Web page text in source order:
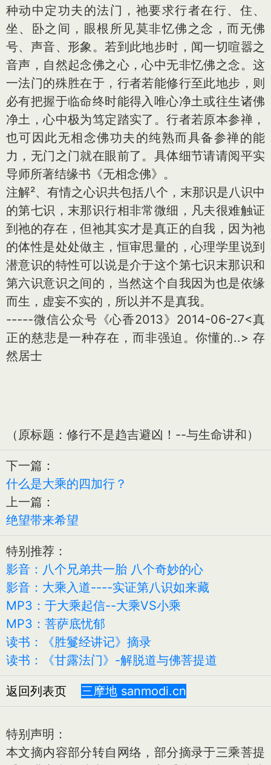
种动中定功夫的法门，祂要求行者在行、住、
坐、卧之间，眼根所见莫非忆佛之念，而无佛
号、声音、形象。若到此地步时，闻一切喧嚣之
音声，自然起念佛之心，心中无非忆佛之念。这
一法门的殊胜在于，行者若能修行至此地步，则
必有把握于临命终时能得入唯心净土或往生诸佛
净土，心中极为笃定踏实了。行者若原本参禅，
也可因此无相念佛功夫的纯熟而具备参禅的能
力，无门之门就在眼前了。具体细节请请阅平实
导师所著结缘书《无相念佛》。
注解²、有情之心识共包括八个，末那识是八识中
的第七识，末那识行相非常微细，凡夫很难触证
到祂的存在，但祂其实才是真正的自我，因为祂
的体性是处处做主，恒审思量的，心理学里说到
潜意识的特性可以说是介于这个第七识末那识和
第六识意识之间的，当然这个自我因为也是依缘
而生，虚妄不实的，所以并不是真我。
-----微信公众号《心香2013》2014-06-27<真
正的慈悲是一种存在，而非强迫。你懂的..> 存
然居士
（原标题：修行不是趋吉避凶！--与生命讲和）
下一篇：
什么是大乘的四加行？
上一篇：
绝望带来希望
特别推荐：
影音：八个兄弟共一胎 八个奇妙的心
影音：大乘入道----实证第八识如来藏
MP3：于大乘起信--大乘VS小乘
MP3：菩萨底忧郁
读书：《胜鬘经讲记》摘录
读书：《甘露法门》-解脱道与佛菩提道
返回列表页 三摩地 sanmodi.cn
特别声明：
本文摘内容部分转自网络，部分摘录于三乘菩提